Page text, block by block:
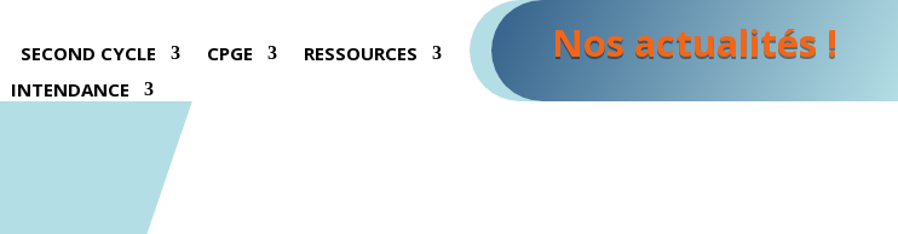
SECOND CYCLE CPGE
RESSOURCES
INTENDANCE
Nos actualités !